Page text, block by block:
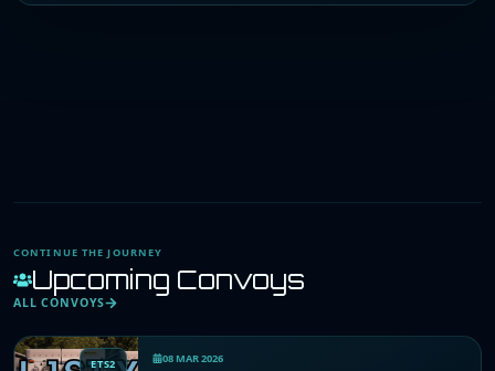
CONTINUE THE JOURNEY
Upcoming Convoys
ALL CONVOYS
ETS2 08 MAR 2026